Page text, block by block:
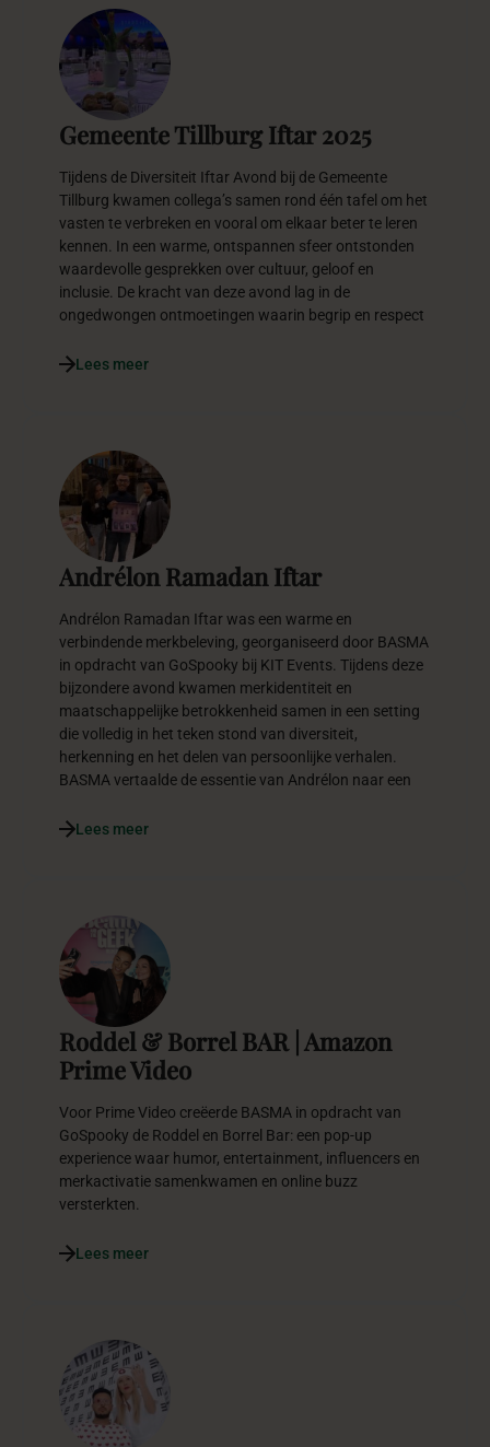
Gemeente Tillburg Iftar 2025
Tijdens de Diversiteit Iftar Avond bij de Gemeente
Tillburg kwamen collega’s samen rond één tafel om het
vasten te verbreken en vooral om elkaar beter te leren
kennen. In een warme, ontspannen sfeer ontstonden
waardevolle gesprekken over cultuur, geloof en
inclusie. De kracht van deze avond lag in de
ongedwongen ontmoetingen waarin begrip en respect
Lees meer
Andrélon Ramadan Iftar
Andrélon Ramadan Iftar was een warme en
verbindende merkbeleving, georganiseerd door BASMA
in opdracht van GoSpooky bij KIT Events. Tijdens deze
bijzondere avond kwamen merkidentiteit en
maatschappelijke betrokkenheid samen in een setting
die volledig in het teken stond van diversiteit,
herkenning en het delen van persoonlijke verhalen.
BASMA vertaalde de essentie van Andrélon naar een
Lees meer
Roddel & Borrel BAR | Amazon
Prime Video
Voor Prime Video creëerde BASMA in opdracht van
GoSpooky de Roddel en Borrel Bar: een pop-up
experience waar humor, entertainment, influencers en
merkactivatie samenkwamen en online buzz
versterkten.
Lees meer